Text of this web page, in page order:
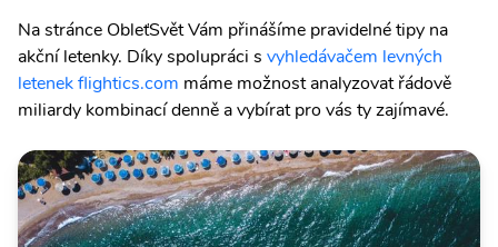
Na stránce ObleťSvět Vám přinášíme pravidelné tipy na
akční letenky. Díky spolupráci s vyhledávačem levných
letenek flightics.com máme možnost analyzovat řádově
miliardy kombinací denně a vybírat pro vás ty zajímavé.